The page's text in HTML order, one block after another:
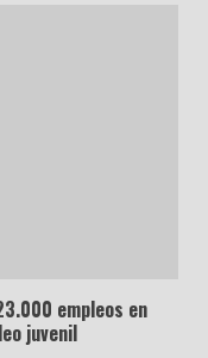
empleos en
juvenil